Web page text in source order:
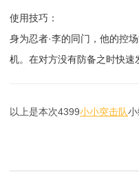
使用技巧：
身为忍者·李的同门，他的控
机。在对方没有防备之时快速
以上是本次4399小小突击队